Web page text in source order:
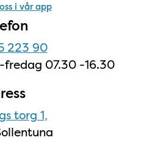
i vår app
223 90
07.30 -16.30
torg 1,